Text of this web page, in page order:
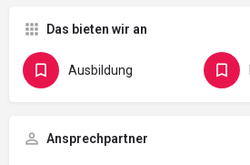
Das bieten wir an
Ausbildung
Ansprechpartner